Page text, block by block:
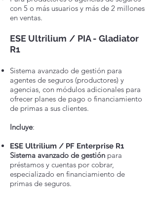
con 5 o más usuarios y más de 2 millones
en ventas.
ESE Ultrilium / PIA - Gladiator
R1
Sistema avanzado de gestión para
agentes de seguros (productores) y
agencias, con módulos adicionales para
ofrecer planes de pago o financiamiento
de primas a sus clientes.
Incluye:
ESE Ultrilium / PF Enterprise R1
Sistema avanzado de gestión para
préstamos y cuentas por cobrar,
especializado en financiamiento de
primas de seguros.